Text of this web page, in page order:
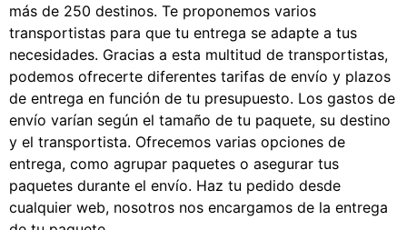
más de 250 destinos. Te proponemos varios
transportistas para que tu entrega se adapte a tus
necesidades. Gracias a esta multitud de transportistas,
podemos ofrecerte diferentes tarifas de envío y plazos
de entrega en función de tu presupuesto. Los gastos de
envío varían según el tamaño de tu paquete, su destino
y el transportista. Ofrecemos varias opciones de
entrega, como agrupar paquetes o asegurar tus
paquetes durante el envío. Haz tu pedido desde
cualquier web, nosotros nos encargamos de la entrega